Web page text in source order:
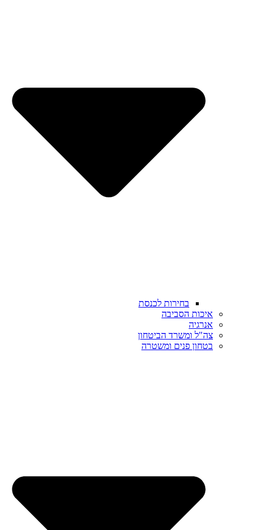
בחירות לכנסת
איכות הסביבה
אנרגיה
צה"ל ומשרד הביטחון
בטחון פנים ומשטרה